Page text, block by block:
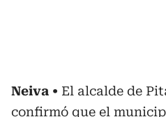
Neiva
El alcalde de
confirmó que el